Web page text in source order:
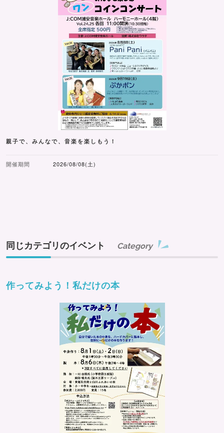
親子で、みんなで、音楽を楽しもう！
開催期間 2026/08/08(土)
同じカテゴリのイベント Category
作ってみよう！私だけの本